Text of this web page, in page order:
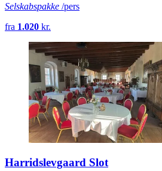
Selskabspakke /pers
fra 1.020 kr.
Harridslevgaard Slot